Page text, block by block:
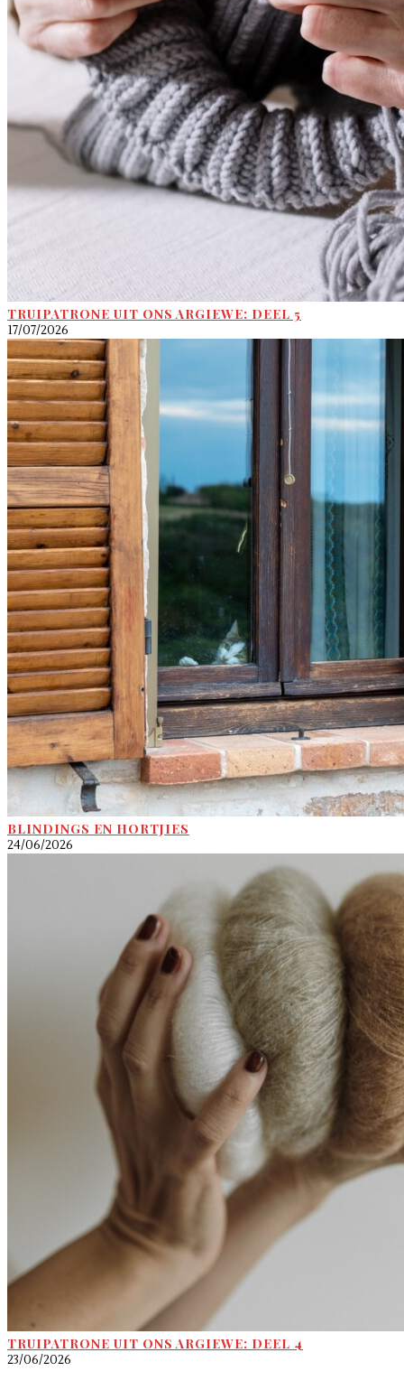
TRUIPATRONE UIT ONS ARGIEWE: DEEL 5
17/07/2026
BLINDINGS EN HORTJIES
24/06/2026
TRUIPATRONE UIT ONS ARGIEWE: DEEL 4
23/06/2026